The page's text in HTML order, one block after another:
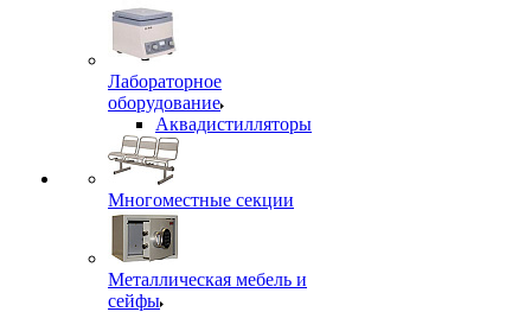
Лабораторное
оборудование
Аквадистилляторы
Многоместные секции
Металлическая мебель и
сейфы